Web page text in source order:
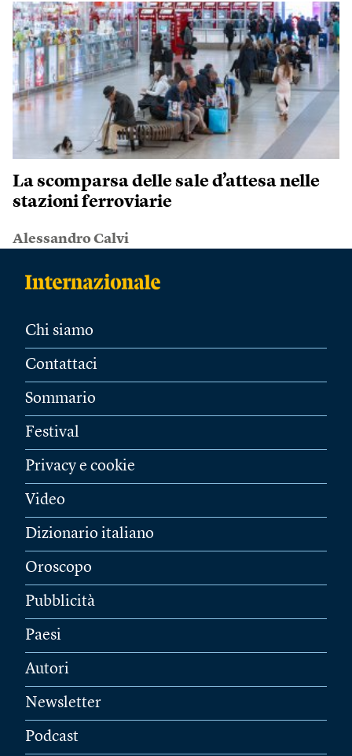
La scomparsa delle sale d’attesa nelle
stazioni ferroviarie
Alessandro Calvi
Chi siamo
Contattaci
Sommario
Festival
Privacy e cookie
Video
Dizionario italiano
Oroscopo
Pubblicità
Paesi
Autori
Newsletter
Podcast